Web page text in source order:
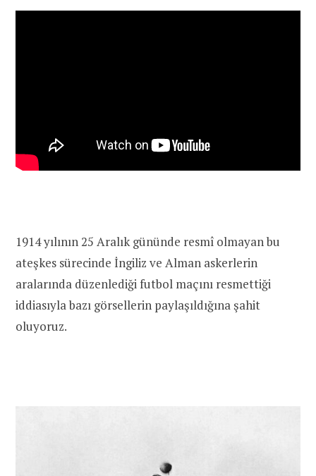
1914yılının 25 Aralık gününde resmî olmayan bu
ateşkes sürecinde İngiliz ve Alman askerlerin
aralarında düzenlediği futbol maçını resmettiği
iddiasıyla bazı görsellerin paylaşıldığına şahit
oluyoruz.